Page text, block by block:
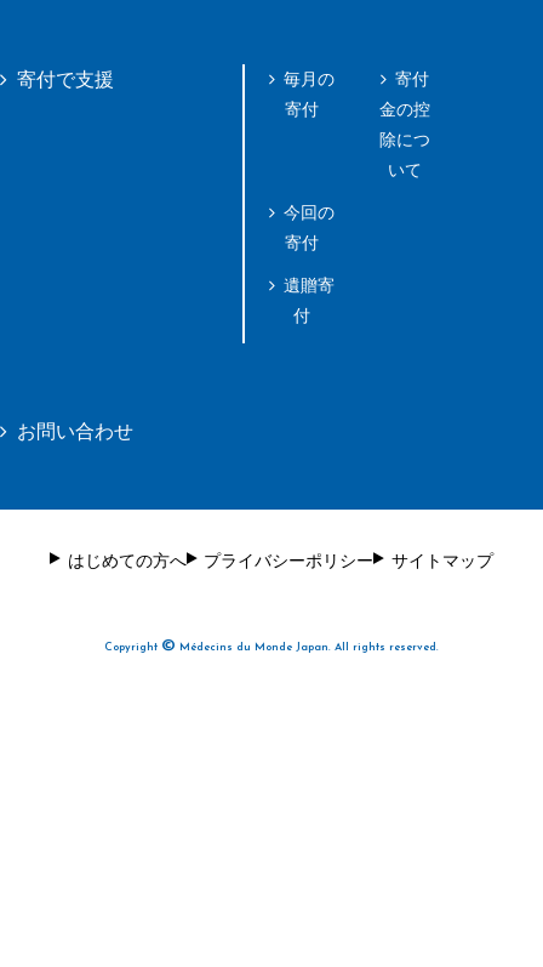
寄付で支援
毎月の
寄付
今回の
寄付
遺贈寄
付
寄付
金の控
除につ
いて
お問い合わせ
はじめての方へ プライバシーポリシー サイトマップ
Copyright © Médecins du Monde Japan. All rights reserved.